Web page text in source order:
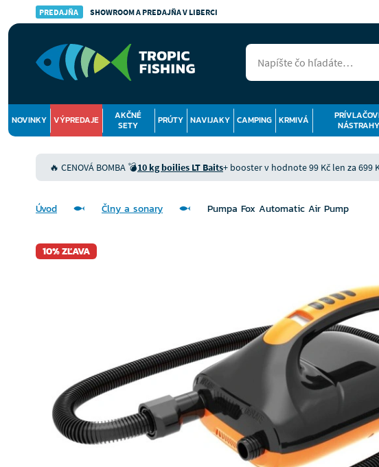
PREDAJŇA SHOWROOM A PREDAJŇA V LIBERCI
NOVINKY VÝPREDAJE
AKČNÉ
SETY
PRÚTY NAVIJAKY CAMPING KRMIVÁ
NÁSTRAHY
🔥 CENOVÁ BOMBA 💣10 kg boilies LT Baits+ booster v hodnote 99 Kč len za 699
Úvod Člny a sonary Pumpa Fox Automatic Air Pump
10% ZĽAVA